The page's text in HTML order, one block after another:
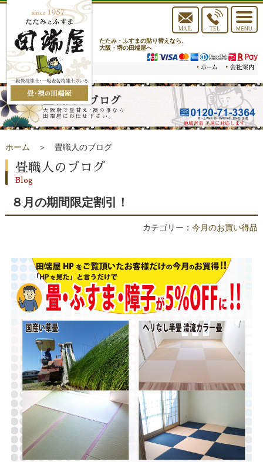
MAIL TEL
toggle
MENU
たたみ・ふすまの貼り替えなら、
大阪・堺の田端屋へ
畳職人のブログ
大阪府で畳替え･襖の事なら
田端屋にお任せ下さい。
ホーム ＞ 畳職人のブログ
畳職人のブログ
Blog
８月の期間限定割引！
カテゴリー：今月のお買い得品